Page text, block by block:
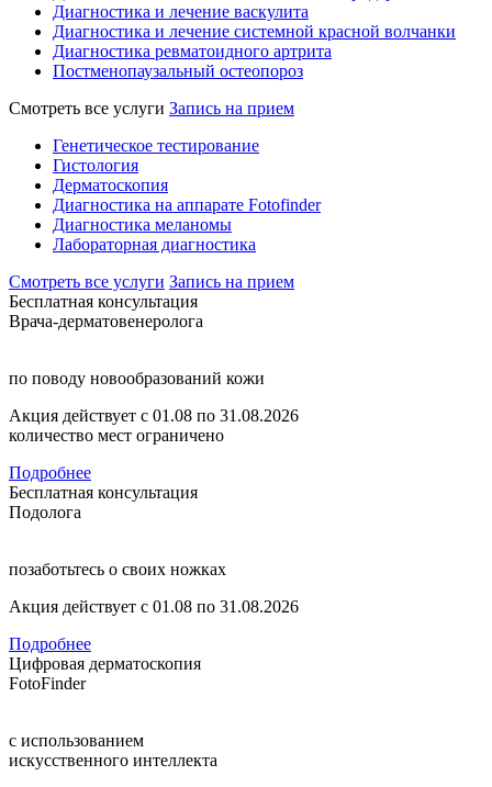
Диагностика и лечение васкулита
Диагностика и лечение системной красной волчанки
Диагностика ревматоидного артрита
Постменопаузальный остеопороз
Смотреть все услуги Запись на прием
Генетическое тестирование
Гистология
Дерматоскопия
Диагностика на аппарате Fotofinder
Диагностика меланомы
Лабораторная диагностика
Смотреть все услуги Запись на прием
Бесплатная консультация
Врача-дерматовенеролога
по поводу новообразований кожи
Акция действует с 01.08 по 31.08.2026
количество мест ограничено
Подробнее
Бесплатная консультация
Подолога
позаботьтесь о своих ножках
Акция действует с 01.08 по 31.08.2026
Подробнее
Цифровая дерматоскопия
FotoFinder
с использованием
искусственного интеллекта